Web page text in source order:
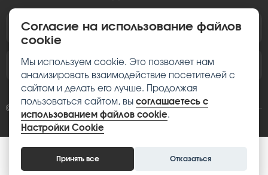
Пролистать брошюру Berossi
Фотографии изделий Berossi
© 2002–2026, Berossi
Согласие на использование файлов
cookie
Мы используем cookie. Это позволяет нам
анализировать взаимодействие посетителей с
сайтом и делать его лучше. Продолжая
пользоваться сайтом, вы соглашаетесь с
использованием файлов cookie.
Настройки Cookie
Принять все Отказаться